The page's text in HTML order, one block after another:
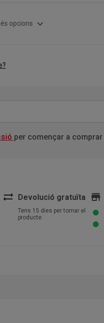
opcions expand_more
per començar a comprar
sync_alt Devolució gratuïta
Tens 15 dies per tornar el
producte
store